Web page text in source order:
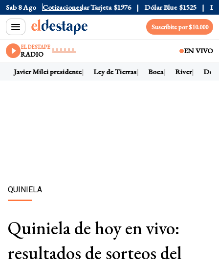
Sab 8 Ago Cotizaciones
Oficial $1520 Dólar Tarjeta $1976 Dólar Blue $1525 Dólar
Suscribite por $10.000
EL DESTAPE
RADIO EN VIVO
Javier Milei presidente Ley de Tierras Boca River Dólar
QUINIELA
Quiniela de hoy en vivo:
resultados de sorteos del